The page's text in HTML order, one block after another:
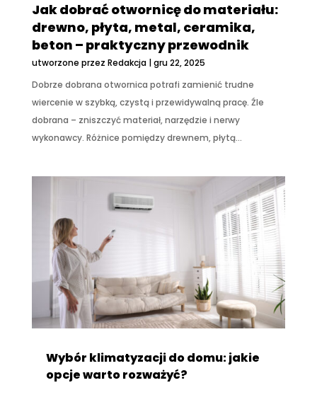
Jak dobrać otwornicę do materiału:
drewno, płyta, metal, ceramika,
beton – praktyczny przewodnik
utworzone przez Redakcja| gru 22, 2025
Dobrze dobrana otwornica potrafi zamienić trudne
wiercenie w szybką, czystą i przewidywalną pracę. Źle
dobrana – zniszczyć materiał, narzędzie i nerwy
wykonawcy. Różnice pomiędzy drewnem, płytą...
Wybór klimatyzacji do domu: jakie
opcje warto rozważyć?